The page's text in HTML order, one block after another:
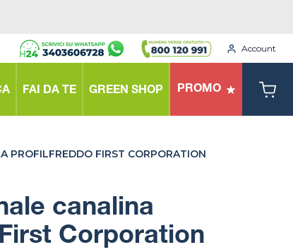
Account
FAI DA TE GREEN SHOP PROMO
PROFILFREDDO FIRST CORPORATION
canalina
Corporation